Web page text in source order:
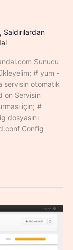
, Saldırılardan
Sunucu
# yum -
servisin otomatik
on Servisin
için; #
dosyasını
Config